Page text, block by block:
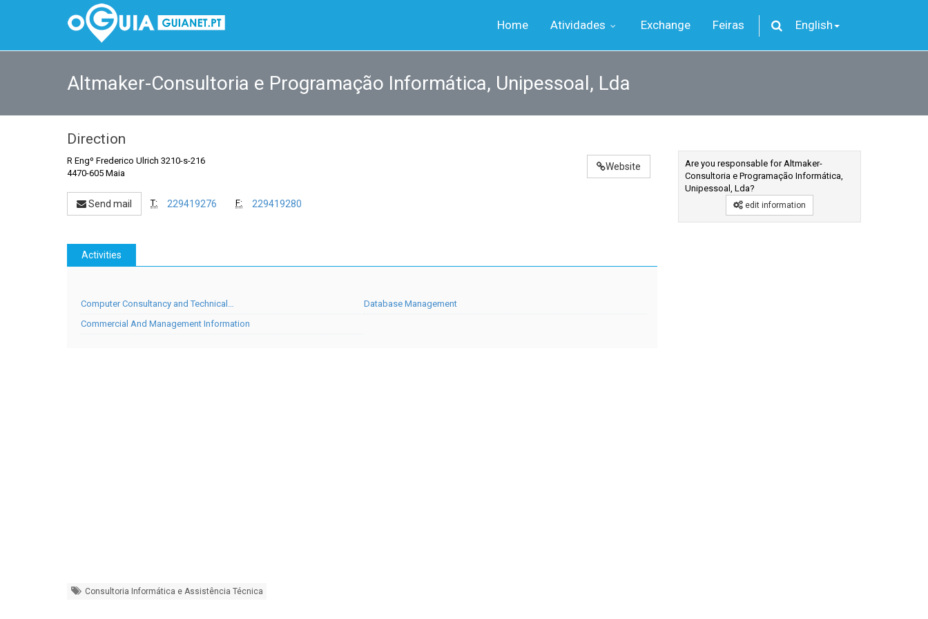
Home Atividades Exchange Feiras English
Altmaker-Consultoria e Programação Informática, Unipessoal, Lda
Direction
Website
R Engº Frederico Ulrich 3210-s-216
4470-605 Maia
Send mail T: 229419276 F: 229419280
Activities
Computer Consultancy and Technical…
Database Management
Commercial And Management Information
Are you responsable for Altmaker-
Consultoria e Programação Informática,
Unipessoal, Lda?
edit information
Consultoria Informática e Assistência Técnica